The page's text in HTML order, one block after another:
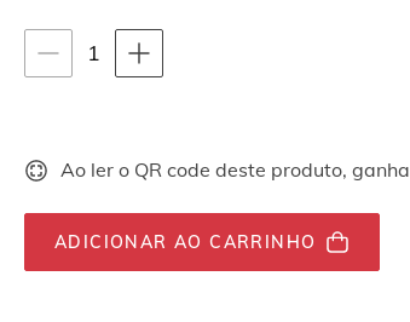
Instruções de navegação por teclado
1 quantity-
selector.totalUnit
Ao ler o QR code deste produto, ganha
ADICIONAR AO CARRINHO